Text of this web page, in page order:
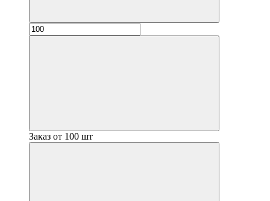
Заказ от 100 шт